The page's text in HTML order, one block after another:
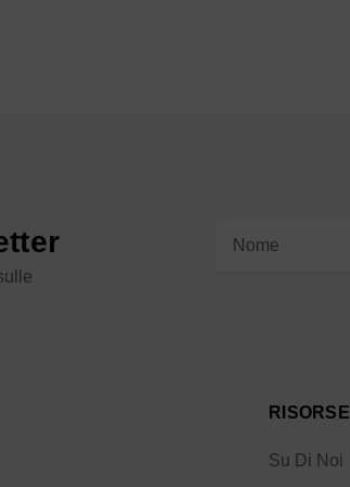
RISORSE
Su Di Noi